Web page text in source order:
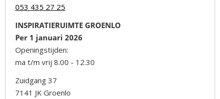
053 435 27 25
INSPIRATIERUIMTE GROENLO
Per 1 januari 2026
Openingstijden:
ma t/m vrij 8.00 - 12.30
Zuidgang 37
7141 JK Groenlo